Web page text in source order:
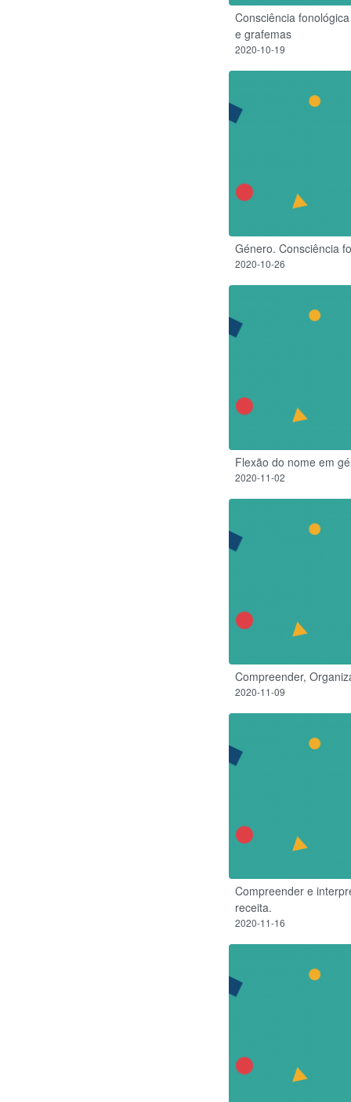
Consciência
e grafemas
2020-10-19
Género. Consciência
2020-10-26
Flexão do nome em
2020-11-02
Compreender,
2020-11-09
Compreender e
receita.
2020-11-16